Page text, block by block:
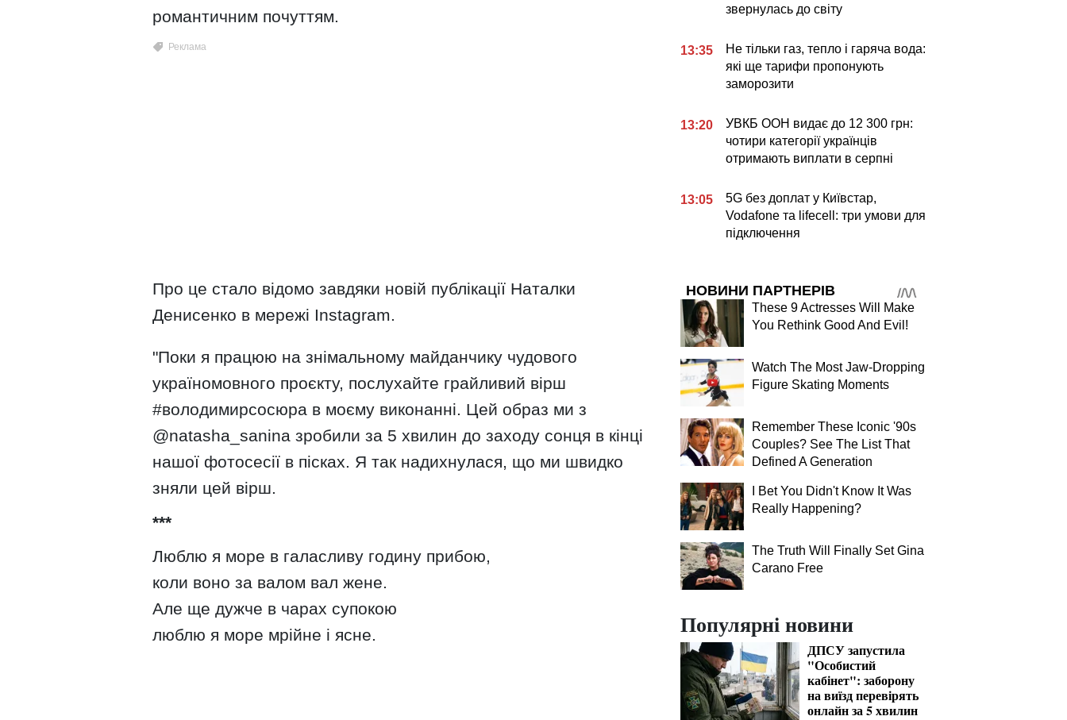
романтичним почуттям.
Про це стало відомо завдяки новій публікації Наталки
Денисенко в мережі Instagram.
"Поки я працюю на знімальному майданчику чудового
україномовного проєкту, послухайте грайливий вірш
#володимирсосюра в моєму виконанні. Цей образ ми з
@natasha_sanina зробили за 5 хвилин до заходу сонця в кінці
нашої фотосесії в пісках. Я так надихнулася, що ми швидко
зняли цей вірш.
***
Люблю я море в галасливу годину прибою,
коли воно за валом вал жене.
Але ще дужче в чарах супокою
люблю я море мрійне і ясне.
звернулась до світу
13:35
Не тільки газ, тепло і гаряча вода:
які ще тарифи пропонують
заморозити
13:20
УВКБ ООН видає до 12 300 грн:
чотири категорії українців
отримають виплати в серпні
13:05
5G без доплат у Київстар,
Vodafone та lifecell: три умови для
підключення
НОВИНИ ПАРТНЕРІВ
These 9 Actresses Will Make
You Rethink Good And Evil!
Watch The Most Jaw‑Dropping
Figure Skating Moments
Remember These Iconic '90s
Couples? See The List That
Defined A Generation
I Bet You Didn't Know It Was
Really Happening?
The Truth Will Finally Set Gina
Carano Free
Популярні новини
ДПСУ запустила
"Особистий
кабінет": заборону
на виїзд перевірять
онлайн за 5 хвилин